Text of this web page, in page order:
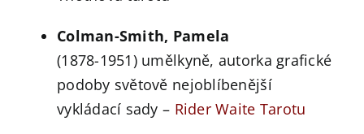
Colman-Smith, Pamela
(1878-1951) umělkyně, autorka grafické
podoby světově nejoblíbenější
vykládací sady – Rider Waite Tarotu